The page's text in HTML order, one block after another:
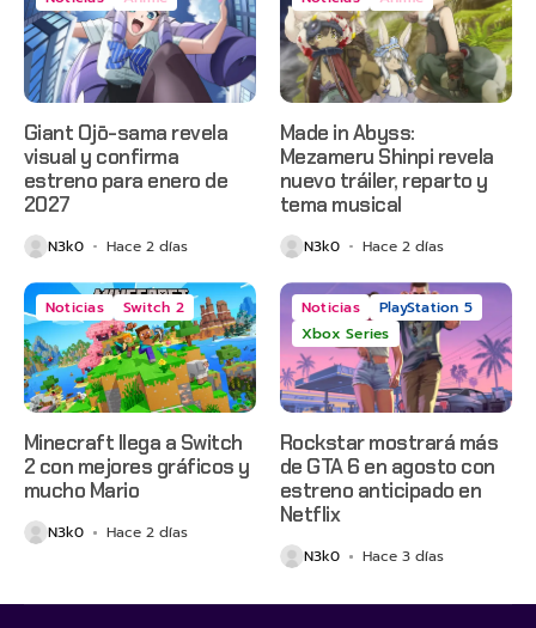
Giant Ojō-sama revela
visual y confirma
estreno para enero de
2027
N3k0 Hace 2 días
Made in Abyss:
Mezameru Shinpi revela
nuevo tráiler, reparto y
tema musical
N3k0 Hace 2 días
Noticias Switch 2
Minecraft llega a Switch
2 con mejores gráficos y
mucho Mario
N3k0 Hace 2 días
Noticias
PlayStation 5
Xbox Series
Rockstar mostrará más
de GTA 6 en agosto con
estreno anticipado en
Netflix
N3k0 Hace 3 días